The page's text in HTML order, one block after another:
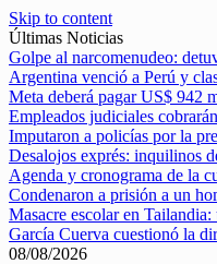
Skip to content
Últimas Noticias
Golpe al narcomenudeo:
Argentina venció a Perú y
Meta deberá pagar US$ 942
Empleados judiciales
Imputaron a policías por la
Desalojos exprés: inquilinos
Agenda y cronograma de la
Condenaron a prisión a un
Masacre escolar en
García Cuerva cuestionó la
08/08/2026